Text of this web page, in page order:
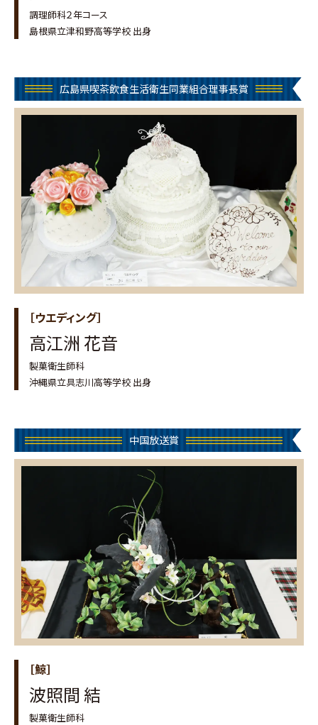
調理師科２年コース
島根県立津和野高等学校 出身
広島県喫茶飲食生活衛生同業組合理事長賞
［ウエディング］
高江洲 花音
製菓衛生師科
沖縄県立具志川高等学校 出身
中国放送賞
［鯨］
波照間 結
製菓衛生師科